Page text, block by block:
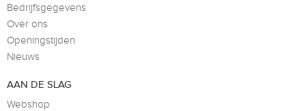
Bedrijfsgegevens
Over ons
Openingstijden
Nieuws
AAN DE SLAG
Webshop